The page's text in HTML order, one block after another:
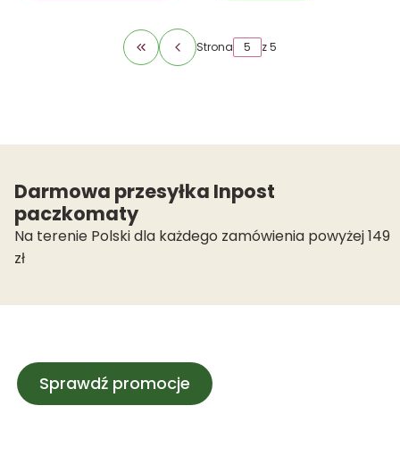
Wróć do pierwszej strony z produktami
Strona z 5
Darmowa przesyłka Inpost
paczkomaty
Na terenie Polski dla każdego zamówienia powyżej 149
zł
Sprawdź promocje